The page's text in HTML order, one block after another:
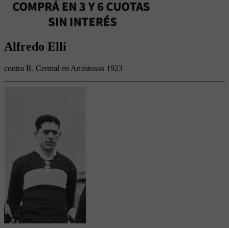
Alfredo Elli
contra R. Central en Amistosos 1923